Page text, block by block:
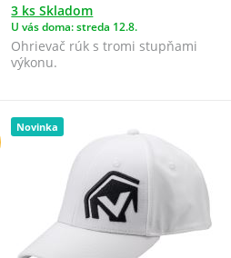
3 ks Skladom
U vás doma: streda 12.8.
Ohrievač rúk s tromi stupňami
výkonu.
Novinka